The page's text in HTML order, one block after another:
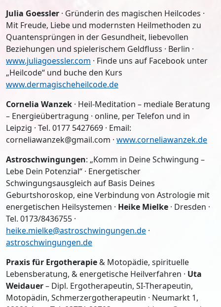
Julia Goessler · Gründerin des magischen Heilcodes ·
Mit Freude, Liebe und modernsten Heilmethoden zu
Quantensprüngen in der Gesundheit, liebevollen
Beziehungen und spielerischem Geldfluss · Berlin ·
www.juliagoessler.com · Finde uns auf Facebook unter
„Heilcode“ und buche den Kurs
www.dermagischeheilcode.de
Cornelia Wanzek · Heil-Meditation – mediale Beratung
– Energieübertragung · online, per Telefon und in
Leipzig · Tel. 0177 5427669 · Email:
corneliawanzek@gmail.com · www.corneliawanzek.de
Astroschwingungen: „Komm in Deine Schwingung –
Lebe Dein Potenzial“ · Energetischer
Schwingungsausgleich auf Basis Deines
Geburtshoroskop, eine Verbindung von Astrologie mit
energetischen Heilsystemen · Heike Mielke · Dresden ·
Tel. 0173/8436755 ·
heike.mielke@astroschwingungen.de ·
astroschwingungen.de
Praxis für Ergotherapie& Motopädie, spirituelle
Lebensberatung, & energetische Heilverfahren · Uta
Weidauer– Dipl. Ergotherapeutin, SI-Therapeutin,
Motopädin, Schmerzergotherapeutin · Neumarkt 1,